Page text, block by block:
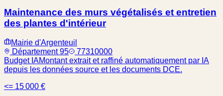
Maintenance des murs végétalisés et entretien
des plantes d'intérieur
Mairie d'Argenteuil
Département 95
77310000
Budget IAMontant extrait et raffiné automatiquement par IA
depuis les données source et les documents DCE.
<= 15 000 €